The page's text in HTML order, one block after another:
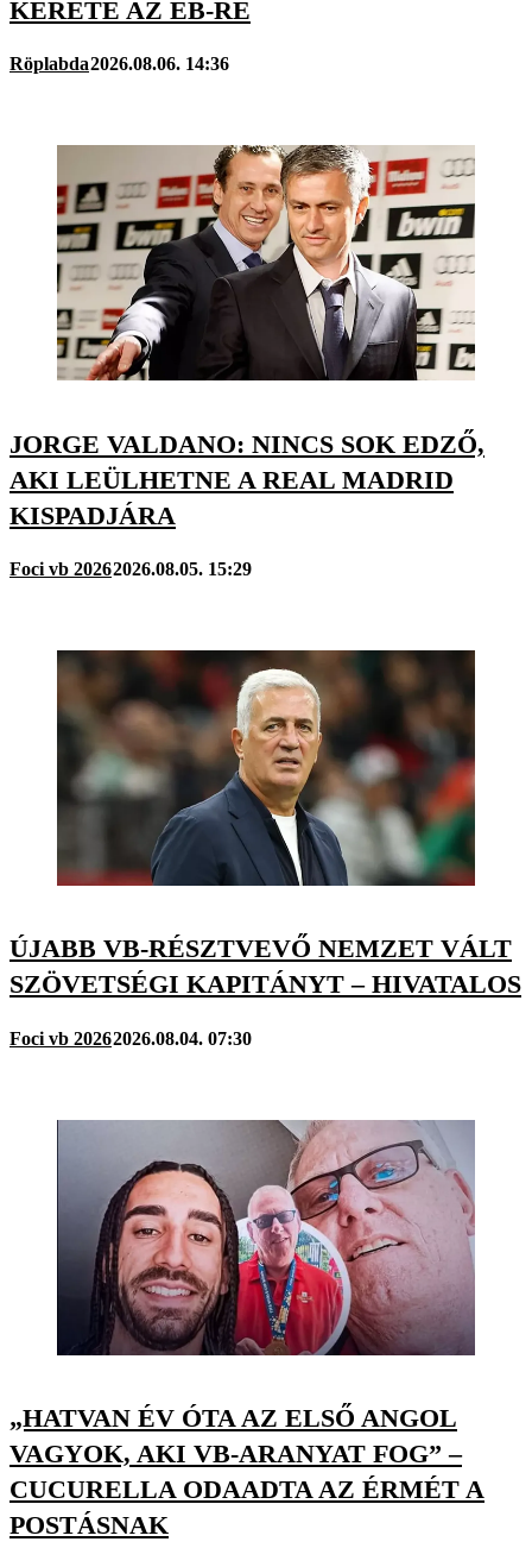
KERETE AZ EB-RE
Röplabda2026.08.06. 14:36
JORGE VALDANO: NINCS SOK EDZŐ,
AKI LEÜLHETNE A REAL MADRID
KISPADJÁRA
Foci vb 20262026.08.05. 15:29
ÚJABB VB-RÉSZTVEVŐ NEMZET VÁLT
SZÖVETSÉGI KAPITÁNYT – HIVATALOS
Foci vb 20262026.08.04. 07:30
„HATVAN ÉV ÓTA AZ ELSŐ ANGOL
VAGYOK, AKI VB-ARANYAT FOG” –
CUCURELLA ODAADTA AZ ÉRMÉT A
POSTÁSNAK